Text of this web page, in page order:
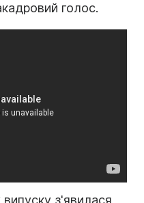
голос.
з'явилася